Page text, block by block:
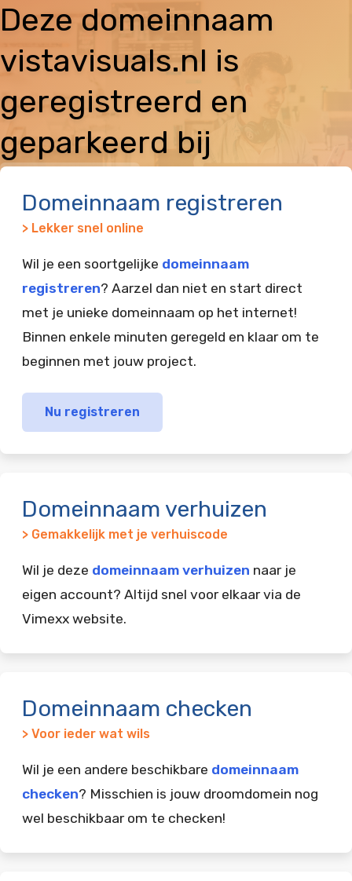
Deze domeinnaam
vistavisuals.nl is
geregistreerd en
geparkeerd bij
Domeinnaam registreren
> Lekker snel online
Wil je een soortgelijke domeinnaam
registreren? Aarzel dan niet en start direct
met je unieke domeinnaam op het internet!
Binnen enkele minuten geregeld en klaar om te
beginnen met jouw project.
Nu registreren
Domeinnaam verhuizen
> Gemakkelijk met je verhuiscode
Wil je deze domeinnaam verhuizen naar je
eigen account? Altijd snel voor elkaar via de
Vimexx website.
Domeinnaam checken
> Voor ieder wat wils
Wil je een andere beschikbare domeinnaam
checken? Misschien is jouw droomdomein nog
wel beschikbaar om te checken!